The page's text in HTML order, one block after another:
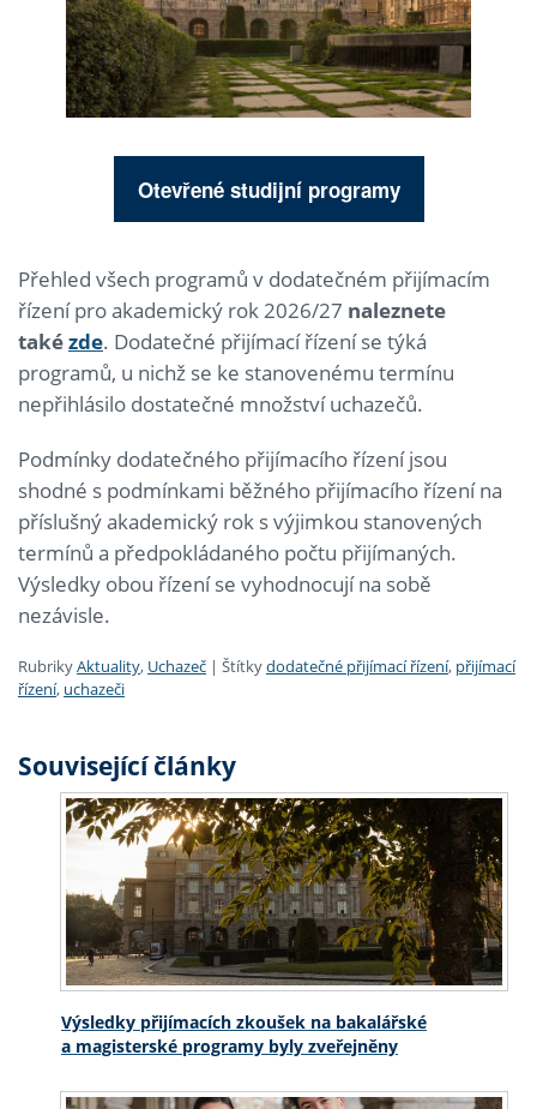
Otevřené studijní programy
Přehled všech programů v dodatečném přijímacím
řízení pro akademický rok 2026/27 naleznete
takézde. Dodatečné přijímací řízení se týká
programů, u nichž se ke stanovenému termínu
nepřihlásilo dostatečné množství uchazečů.
Podmínky dodatečného přijímacího řízení jsou
shodné s podmínkami běžného přijímacího řízení na
příslušný akademický rok s výjimkou stanovených
termínů a předpokládaného počtu přijímaných.
Výsledky obou řízení se vyhodnocují na sobě
nezávisle.
RubrikyAktuality, Uchazeč | Štítkydodatečné přijímací řízení, přijímací
řízení, uchazeči
Související články
Výsledky přijímacích zkoušek na bakalářské
a magisterské programy byly zveřejněny